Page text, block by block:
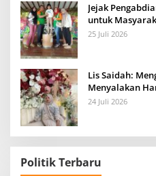
Jejak
untuk
25 Juli 2026
Lis Saidah:
Menyalakan
24 Juli 2026
Politik Terbaru